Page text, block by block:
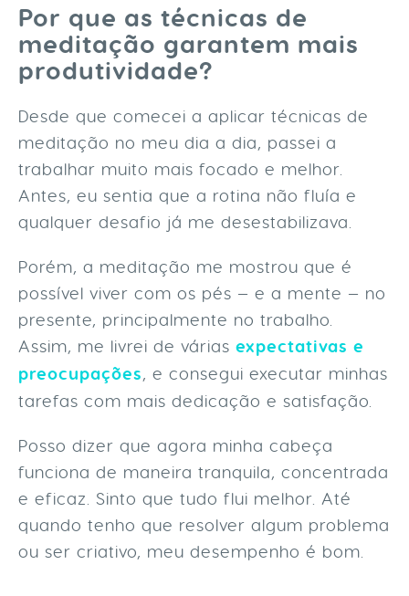
Por que as técnicas de
meditação garantem mais
produtividade?
Desde que comecei a aplicar técnicas de
meditação no meu dia a dia, passei a
trabalhar muito mais focado e melhor.
Antes, eu sentia que a rotina não fluía e
qualquer desafio já me desestabilizava.
Porém, a meditação me mostrou que é
possível viver com os pés — e a mente — no
presente, principalmente no trabalho.
Assim, me livrei de várias expectativas e
preocupações, e consegui executar minhas
tarefas com mais dedicação e satisfação.
Posso dizer que agora minha cabeça
funciona de maneira tranquila, concentrada
e eficaz. Sinto que tudo flui melhor. Até
quando tenho que resolver algum problema
ou ser criativo, meu desempenho é bom.